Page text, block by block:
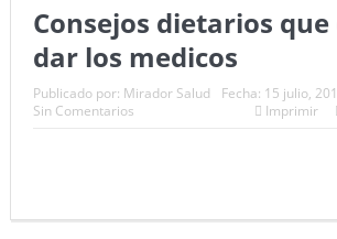
Consejos dietarios que
dar los medicos
Publicado por: Mirador Salud Fecha: 15 julio,
Sin Comentarios
Imprimir